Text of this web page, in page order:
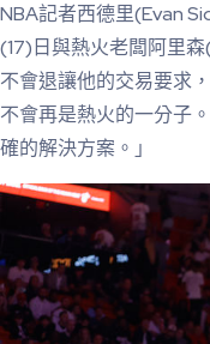
NBA記者西德里(Evan
(17)日與熱火老闆阿里
不會退讓他的交易要求
不會再是熱火的一分子
確的解決方案。」